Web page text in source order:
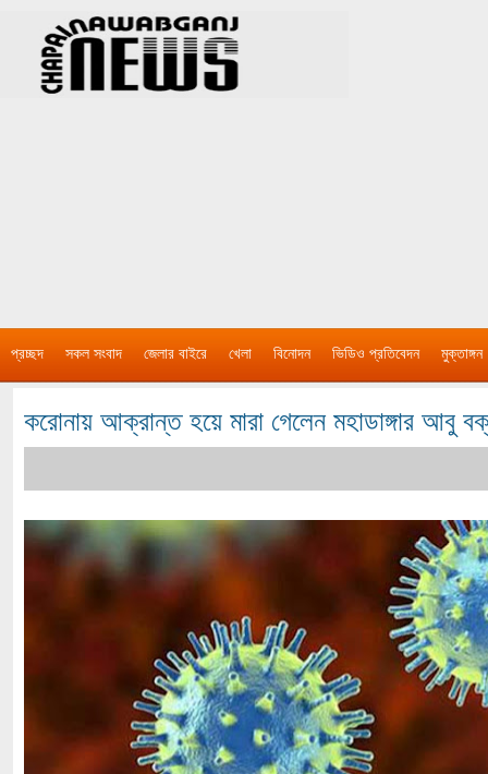
প্রচ্ছদ সকল সংবাদ জেলার বাইরে খেলা বিনোদন ভিডিও প্রতিবেদন মুক্তাঙ্গন
করোনায় আক্রান্ত হয়ে মারা গেলেন মহাডাঙ্গার আবু